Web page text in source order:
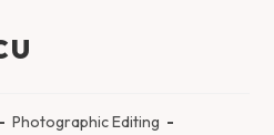
Photographic Editing